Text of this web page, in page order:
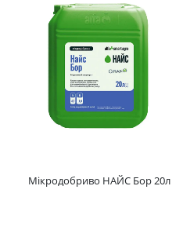
Мікродобриво НАЙС Бор 20л